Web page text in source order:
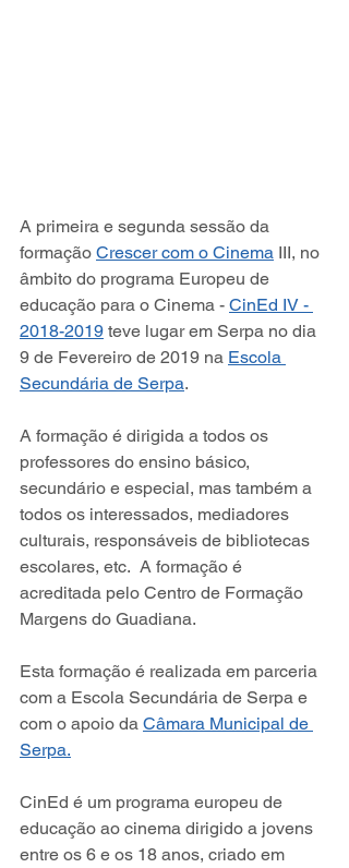
A primeira e segunda sessão da
formação Crescer com o Cinema III, no
âmbito do programa Europeu de
educação para o Cinema - CinEd IV -
2018-2019 teve lugar em Serpa no dia
9 de Fevereiro de 2019 na Escola
Secundária de Serpa.
A formação é dirigida a todos os
professores do ensino básico,
secundário e especial, mas também a
todos os interessados, mediadores
culturais, responsáveis de bibliotecas
escolares, etc.  A formação é
acreditada pelo Centro de Formação
Margens do Guadiana.
Esta formação é realizada em parceria
com a Escola Secundária de Serpa e
com o apoio da Câmara Municipal de
Serpa.
CinEd é um programa europeu de
educação ao cinema dirigido a jovens
entre os 6 e os 18 anos, criado em